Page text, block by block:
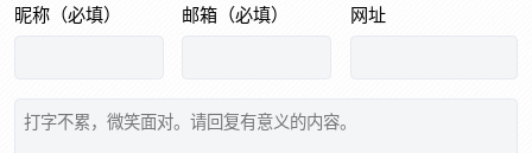
昵称（必填） 邮箱（必填） 网址